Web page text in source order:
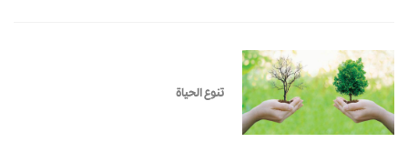
تنوع الحياة